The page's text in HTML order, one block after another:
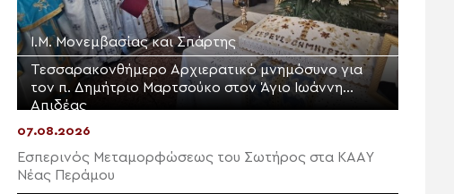
Ι.Μ. Μονεμβασίας και Σπάρτης
Τεσσαρακονθήμερο Αρχιερατικό μνημόσυνο για
τον π. Δημήτριο Μαρτσούκο στον Άγιο Ιωάννη
Απιδέας
07.08.2026
Εσπερινός Μεταμορφώσεως του Σωτήρος στα ΚΑΑΥ
Νέας Περάμου